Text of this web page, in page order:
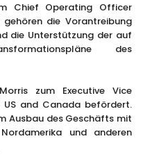
Chief Operating Officer
die Vorantreibung
die Unterstützung der auf
des
zum Executive Vice
US and Canada befördert.
Ausbau des Geschäfts mit
und anderen